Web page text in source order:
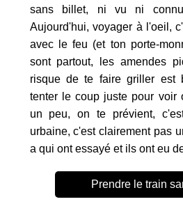
sans billet, ni vu ni
Aujourd'hui, voyager à l'oeil,
avec le feu (et ton porte-
sont partout, les amendes
risque de te faire griller est
tenter le coup juste pour voir
un peu, on te prévient,
urbaine, c'est clairement pas
a qui ont essayé et ils ont eu
Prendre le train